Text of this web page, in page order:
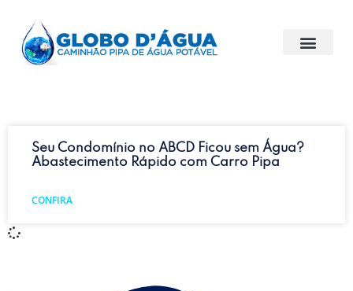
Seu Condomínio no ABCD Ficou sem Água?
Abastecimento Rápido com Carro Pipa
CONFIRA